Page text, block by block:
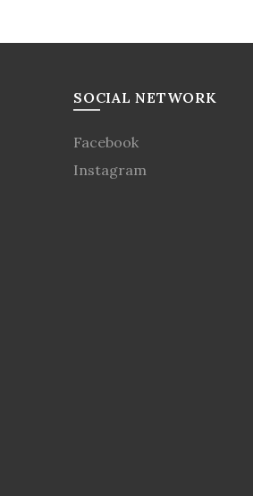
SOCIAL NETWORK
Facebook
Instagram